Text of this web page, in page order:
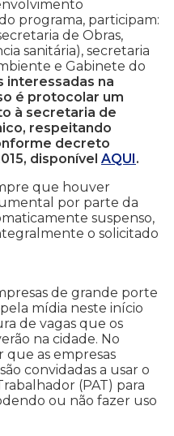
programa, participam:
de Obras,
sanitária), secretaria
e Gabinete do
interessadas na
é protocolar um
à secretaria de
respeitando
decreto
disponível AQUI.
que houver
por parte da
suspenso,
o solicitado
de grande porte
mídia neste início
de vagas que os
na cidade. No
as empresas
convidadas a usar o
(PAT) para
ou não fazer uso